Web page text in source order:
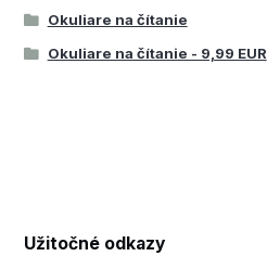
Okuliare na čítanie
Okuliare na čítanie - 9,99 EUR
Užitočné odkazy